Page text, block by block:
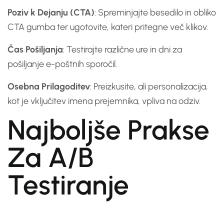
Poziv k Dejanju (CTA): Spreminjajte besedilo in obliko
CTA gumba ter ugotovite, kateri pritegne več klikov.
Čas Pošiljanja: Testirajte različne ure in dni za
pošiljanje e-poštnih sporočil.
Osebna Prilagoditev: Preizkusite, ali personalizacija,
kot je vključitev imena prejemnika, vpliva na odziv.
Najboljše Prakse
Za A/B
Testiranje